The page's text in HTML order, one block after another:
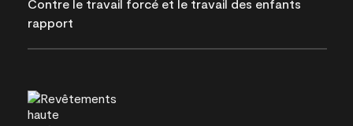
Contre le travail forcé et le travail des enfants
rapport